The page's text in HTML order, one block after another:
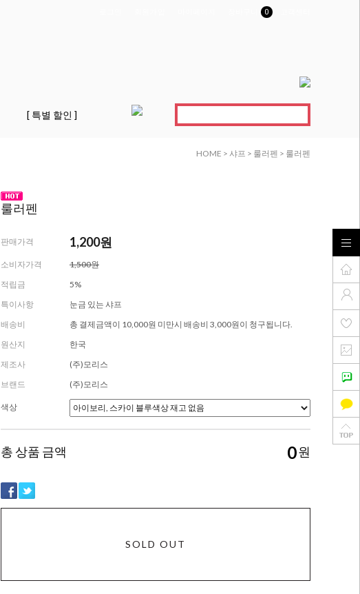
0
[ 특별 할인 ]
HOME > 샤프 > 룰러펜 > 룰러펜
룰러펜
판매가격 1,200원
소비자가격
1,500원
적립금
5%
특이사항
눈금 있는 샤프
배송비
총 결제금액이 10,000원 미만시 배송비 3,000원이 청구됩니다.
원산지
한국
제조사
(주)모리스
브랜드
(주)모리스
색상
총 상품 금액 0원
SOLD OUT